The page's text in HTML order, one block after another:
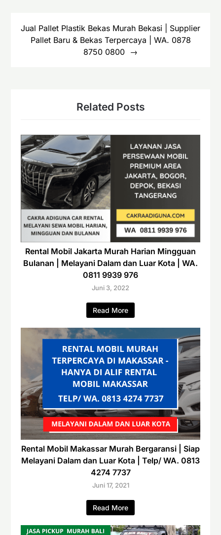
Jual Pallet Plastik Bekas Murah Bekasi | Supplier
Pallet Baru & Bekas Terpercaya | WA. 0878
8750 0800
Related Posts
Rental Mobil Jakarta Murah Harian Mingguan
Bulanan | Melayani Dalam dan Luar Kota | WA.
0811 9939 976
Juni 3, 2022
Read More
Rental Mobil Makassar Murah Bergaransi | Siap
Melayani Dalam dan Luar Kota | Telp/ WA. 0813
4274 7737
Juni 17, 2021
Read More